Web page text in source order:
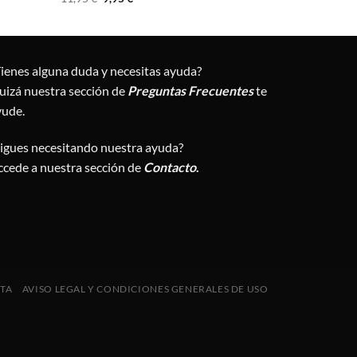
precio
alguna duda y necesitas ayuda?
nuestra sección de Preguntas Frecuenteste
necesitando nuestra ayuda?
a nuestra sección de Contacto.
AVISO LEGAL Y CONDICIONES GENERALES DE USO